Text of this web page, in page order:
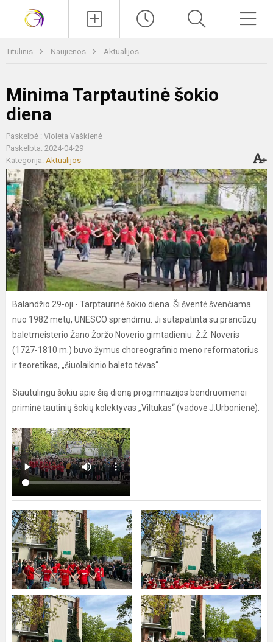
Titulinis Naujienos Aktualijos
Minima Tarptautinė šokio
diena
Paskelbė : Violeta Vaškienė
Paskelbta: 2024-04-29
Kategorija: Aktualijos
Balandžio 29-oji - Tarptaurinė šokio diena. Ši šventė švenčiama
nuo 1982 metų, UNESCO sprendimu. Ji sutapatinta su prancūzų
baletmeisterio Žano Žoržo Noverio gimtadieniu. Ž.Ž. Noveris
(1727-1810 m.) buvo žymus choreografinio meno reformatorius
ir teoretikas, „šiuolaikinio baleto tėvas“.
Siautulingu šokiu apie šią dieną progimnazijos bendruomenei
priminė tautinių šokių kolektyvas „Viltukas“ (vadovė J.Urbonienė).